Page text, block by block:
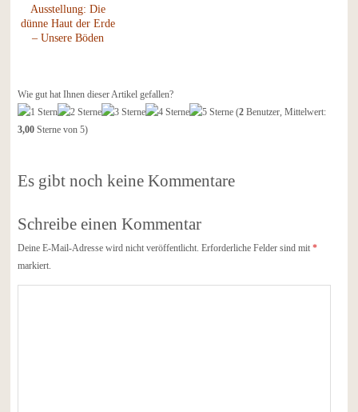
Ausstellung: Die
dünne Haut der Erde
– Unsere Böden
Wie gut hat Ihnen dieser Artikel gefallen?
(2Benutzer, Mittelwert:
3,00Sterne von 5)
Es gibt noch keine Kommentare
Schreibe einen Kommentar
Deine E-Mail-Adresse wird nicht veröffentlicht. Erforderliche Felder sind mit *
markiert.